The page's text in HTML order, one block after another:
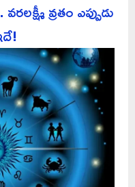
వ్రతం ఎప్పుడు